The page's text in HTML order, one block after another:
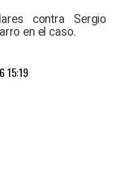
contra Sergio
en el caso.
15:19